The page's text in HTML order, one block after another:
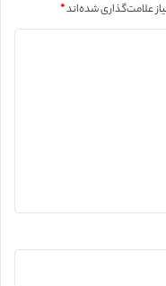
علامت‌گذاری شده‌اند*